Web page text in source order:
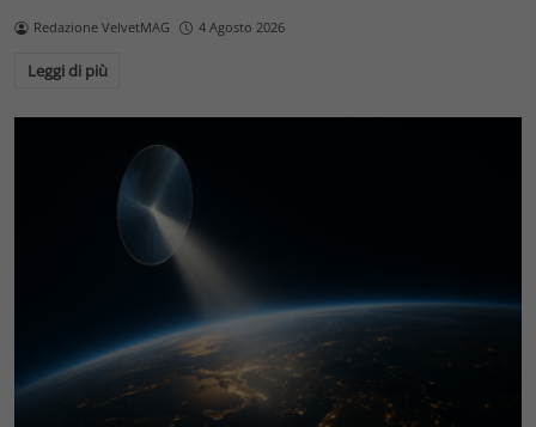
Redazione VelvetMAG 4 Agosto 2026
Leggi di più